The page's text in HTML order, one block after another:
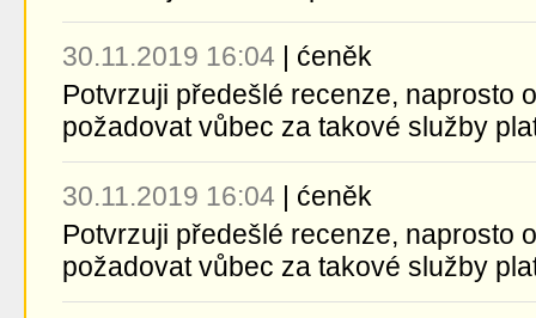
30.11.2019 16:04 | ćeněk
Potvrzuji předešlé recenze, naprosto
požadovat vůbec za takové služby
30.11.2019 16:04 | ćeněk
Potvrzuji předešlé recenze, naprosto
požadovat vůbec za takové služby